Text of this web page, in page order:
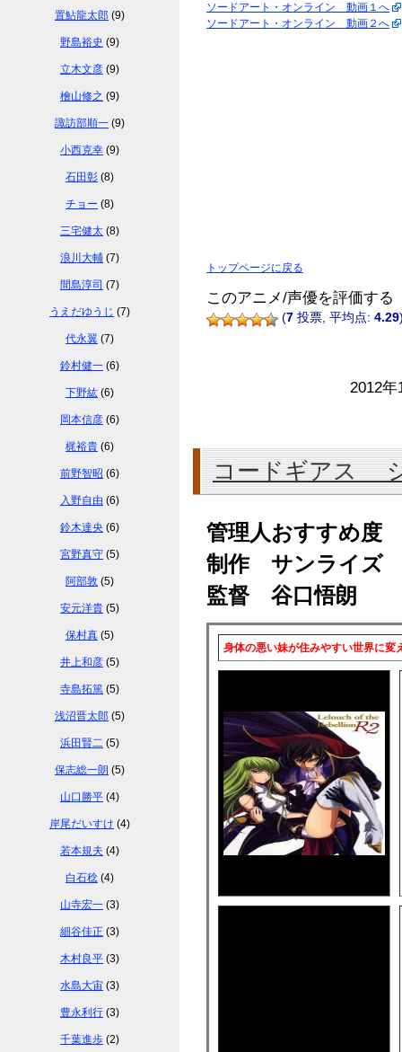
ソードアート・オンライン 動画１へ
ソードアート・オンライン 動画２へ
トップページに戻る
このアニメ/声優を評価する
(7 投票, 平均点: 4.29
2012
コードギアス
管理人おすす
制作 サンライズ
監督 谷口悟朗
身体の悪い妹が住みやすい世界に変
置鮎龍太郎 (9)
野島裕史 (9)
立木文彦 (9)
檜山修之 (9)
諏訪部順一 (9)
小西克幸 (9)
石田彰 (8)
チョー (8)
三宅健太 (8)
浪川大輔 (7)
間島淳司 (7)
うえだゆうじ (7)
代永翼 (7)
鈴村健一 (6)
下野紘 (6)
岡本信彦 (6)
梶裕貴 (6)
前野智昭 (6)
入野自由 (6)
鈴木達央 (6)
宮野真守 (5)
阿部敦 (5)
安元洋貴 (5)
保村真 (5)
井上和彦 (5)
寺島拓篤 (5)
浅沼晋太郎 (5)
浜田賢二 (5)
保志総一朗 (5)
山口勝平 (4)
岸尾だいすけ (4)
若本規夫 (4)
白石稔 (4)
山寺宏一 (3)
細谷佳正 (3)
木村良平 (3)
水島大宙 (3)
豊永利行 (3)
千葉進歩 (2)